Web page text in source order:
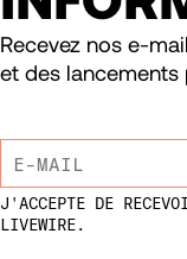
Recevez nos e-
et des lancements
J'ACCEPTE DE
LIVEWIRE.